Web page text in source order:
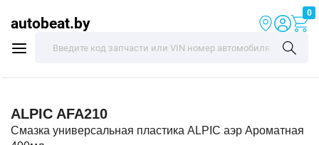
autobeat.by
0
ALPIC AFA210
Смазка универсальная пластика ALPIC аэр Ароматная